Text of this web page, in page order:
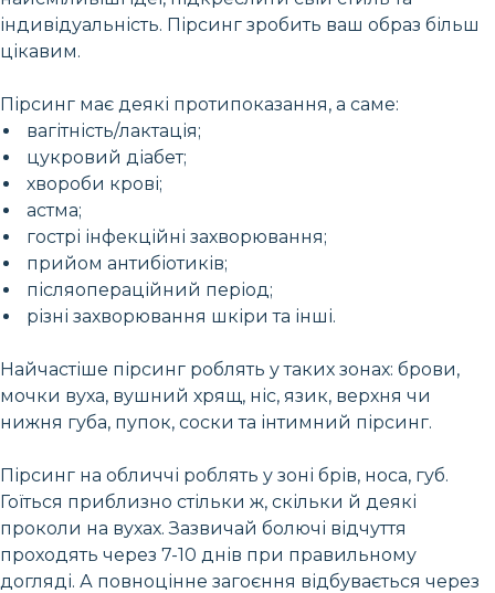
індивідуальність. Пірсинг зробить ваш образ більш
цікавим.
Пірсинг має деякі протипоказання, а саме:
вагітність/лактація;
цукровий діабет;
хвороби крові;
астма;
гострі інфекційні захворювання;
прийом антибіотиків;
післяопераційний період;
різні захворювання шкіри та інші.
Найчастіше пірсинг роблять у таких зонах: брови,
мочки вуха, вушний хрящ, ніс, язик, верхня чи
нижня губа, пупок, соски та інтимний пірсинг.
Пірсинг на обличчі роблять у зоні брів, носа, губ.
Гоїться приблизно стільки ж, скільки й деякі
проколи на вухах. Зазвичай болючі відчуття
проходять через 7-10 днів при правильному
догляді. А повноцінне загоєння відбувається через